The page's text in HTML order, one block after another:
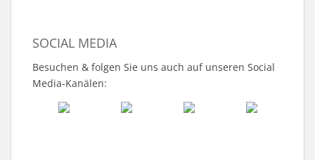
SOCIAL MEDIA
Besuchen & folgen Sie uns auch auf unseren Social
Media-Kanälen: